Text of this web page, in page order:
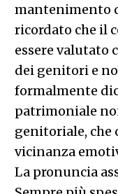
mantenimento
ricordato che il
essere valutato
dei genitori e
formalmente
patrimoniale
genitoriale, che
vicinanza
La pronuncia